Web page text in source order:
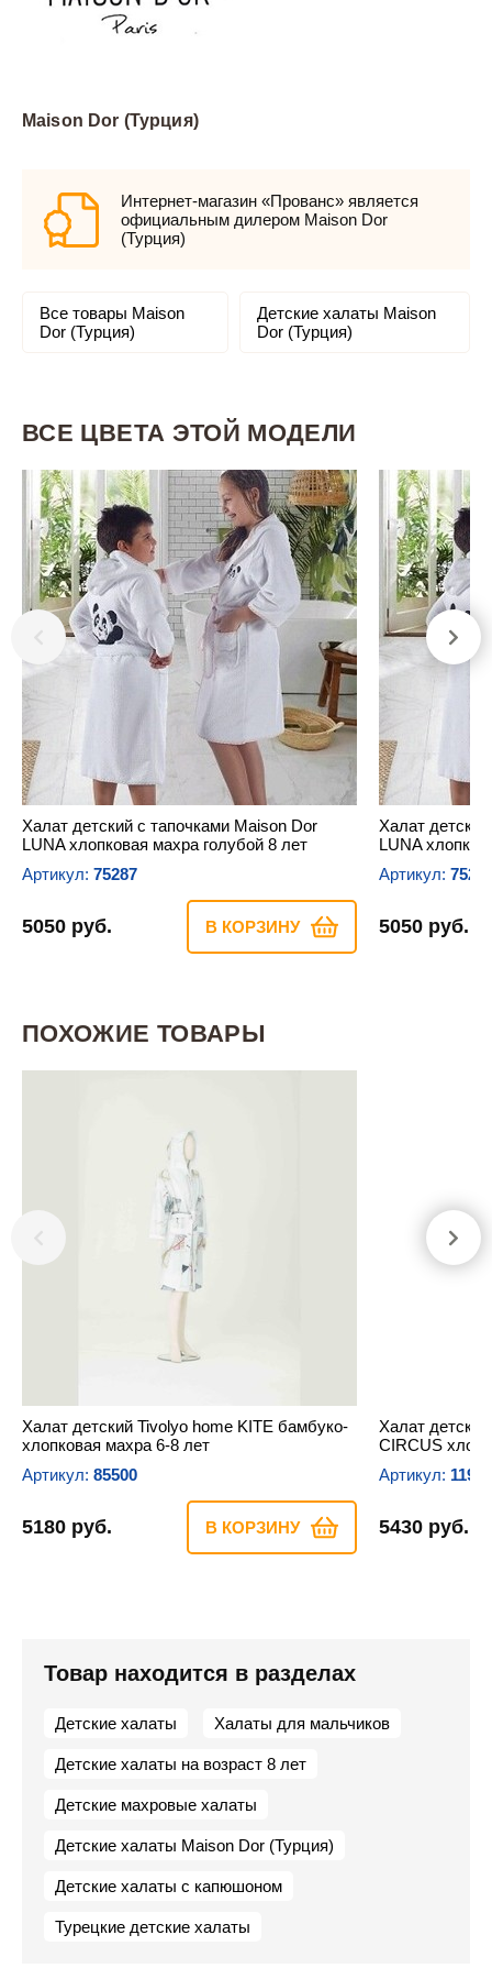
Maison Dor (Турция)
Интернет-магазин «Прованс» является
официальным дилером Maison Dor
(Турция)
Все товары Maison
Dor (Турция)
Детские халаты Maison
Dor (Турция)
ВСЕ ЦВЕТА ЭТОЙ МОДЕЛИ
Халат детский с тапочками Maison Dor
LUNA хлопковая махра голубой 8 лет
Артикул: 75287
5050 руб. В КОРЗИНУ
Халат
LUNA
Артикул:
5050 руб.
ПОХОЖИЕ ТОВАРЫ
Халат детский Tivolyo home KITE бамбуко-
хлопковая махра 6-8 лет
Артикул: 85500
5180 руб. В КОРЗИНУ
Халат
CIRCUS
Артикул:
5430 руб.
Товар находится в разделах
Детские халаты Халаты для мальчиков
Детские халаты на возраст 8 лет
Детские махровые халаты
Детские халаты Maison Dor (Турция)
Детские халаты с капюшоном
Турецкие детские халаты